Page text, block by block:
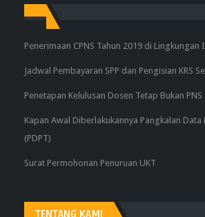
Penerimaan CPNS Tahun 2019 di Lingkungan
Jadwal Pembayaran SPP dan Pengisian KRS
Penetapan Kelulusan Dosen Tetap Bukan PNS
Kapan Awal Diberlakukannya Pangkalan
(PDPT)
Surat Permohonan Penuruan UKT
TENTANG KAMI